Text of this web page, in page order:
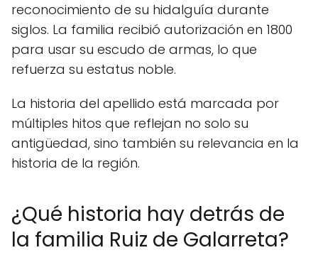
reconocimiento de su hidalguía durante
siglos. La familia recibió autorización en 1800
para usar su escudo de armas, lo que
refuerza su estatus noble.
La historia del apellido está marcada por
múltiples hitos que reflejan no solo su
antigüedad, sino también su relevancia en la
historia de la región.
¿Qué historia hay detrás de
la familia Ruiz de Galarreta?